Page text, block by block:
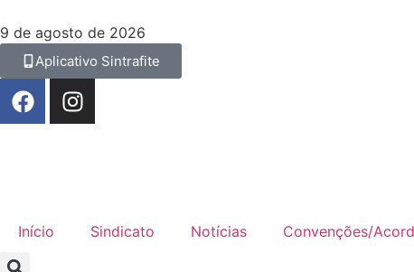
9 de agosto de 2026
Aplicativo Sintrafite
Início Sindicato Notícias Convenções/